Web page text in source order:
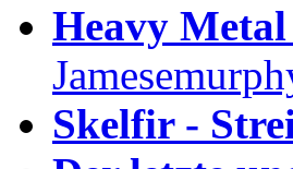
Heavy
Skelfir -